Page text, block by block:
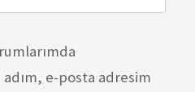
adım, e-posta adresim